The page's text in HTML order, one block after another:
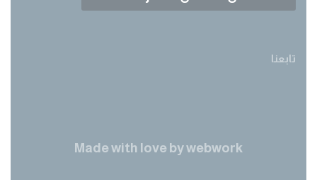
تابعنا
Made with love bywebwork